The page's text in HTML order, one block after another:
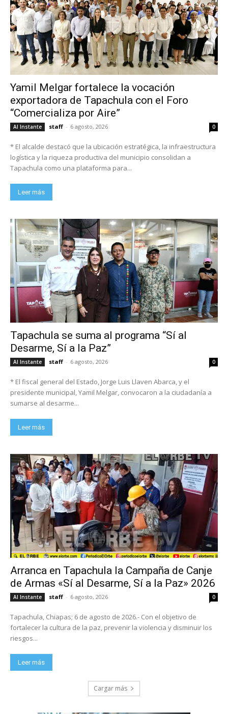
Yamil Melgar fortalece la vocación
exportadora de Tapachula con el Foro
“Comercializa por Aire”
Al Instante staff - 6 agosto, 2026 0
* El alcalde destacó que la ubicación estratégica, la infraestructura
logística y la riqueza productiva del municipio consolidan a
Tapachula como una plataforma para...
Leer más
Tapachula se suma al programa “Sí al
Desarme, Sí a la Paz”
Al Instante staff - 6 agosto, 2026 0
* El fiscal general del Estado, Jorge Luis Llaven Abarca, y el
presidente municipal, Yamil Melgar, convocaron a la ciudadanía a
sumarse al desarme...
Leer más
Arranca en Tapachula la Campaña de Canje
de Armas «Sí al Desarme, Sí a la Paz» 2026
Al Instante staff - 6 agosto, 2026 0
Tapachula, Chiapas; 6 de agosto de 2026.- Con el objetivo de
fortalecer la cultura de la paz, prevenir la violencia y disminuir los
riesgos...
Leer más
Cargar más